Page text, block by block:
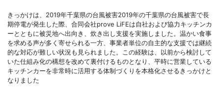
きっかけは、2019年千葉県の台風被害2019年の千葉県の台風被害で長
期停電が発生した際、合同会社prove LiFEは自社および協力キッチンカ
ーとともに被災地へ出向き、炊き出し支援を実施しました。温かい食事
を求める声が多く寄せられる一方、事業者単位の自主的な支援では継続
的な対応が難しい状況も見られました。この経験は、以前から検討して
いた仕組み化の構想を改めて裏付けるものとなり、平時に営業している
キッチンカーを非常時に活用する体制づくりを本格化させるきっかけと
なりました